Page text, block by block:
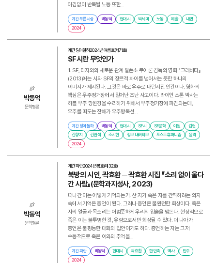
어김없이 반복될 노동 또한...
계간 푸른사상 박동억 현대시 박세미 노동 예술
내면
2024
박동억
문학평론
계간 딩아돌하2024년 여름호(제71호)
SF시란 무엇인가
1. SF, 타자와의 새로운 관계 알폰소 쿠아론 감독의 영화 『그래비티』
(2013)에는 시와 SF의 장르적 차이를 넘어서는 듯한 하나의
이미지가 제시된다. 그것은 바로 우주로 내던져진 인간이다. 영화의
핵심은 우주정거장에서 일어난 조난 사고이다. 라이언 스톤 박사는
허블 우주 망원경을 수리하기 위해서 우주정거장에 파견되는데,
우주를 떠도는 잔해가 우주왕복선...
계간 딩아돌하 박동억 현대시 SF시 SF문학 이원
김현
김향지
김원석 조시현 정보 내러티브 포스트휴머니즘
윤리
2024
박동억
문학평론
계간 파란2024년 봄호(제32호)
북방의 시인, 곽효환 ─ 곽효환 시집 『소리 없이 울다
간 사람』(문학과지성사, 2023)
떠나간 이는 어떻게 기억되는가. 산 자가 죽은 자를 간직하려는 의지
속에서 기억은 증언이 된다. 그러나 증언은 불완전한 회상이다. 죽은
자의 얼굴과 목소리는 어렴풋하게 우리의 입술을 맴돈다. 현상적으로
죽은 이는 불투명한 것, 유령으로서만 회상될 수 있다. 더 나아가
증언은 불평등한 대화의 입안이기도 하다. 증언하는 자는 그저
수동적으로 죽은 이와의 추억을...
계간 파란 박동억 현대시 곽효환 한민족 역사
만주
2024